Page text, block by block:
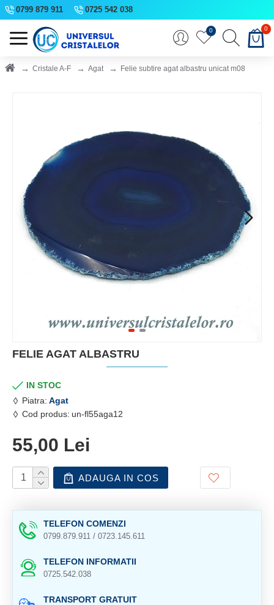
0799 879 911 0725 542 038
0 0
Cristale A-F Agat Felie subtire agat albastru unicat m08
FELIE AGAT ALBASTRU
IN STOC
Piatra: Agat
Cod produs: un-fl55aga12
55,00 Lei
ADAUGA IN COS
TELEFON COMENZI
0799.879.911 / 0723.145.611
TELEFON INFORMATII
0725.542.038
TRANSPORT GRATUIT